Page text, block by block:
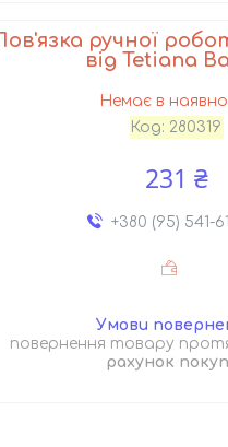
ручної
від Tetiana
Немає в
Код: 280319
231 ₴
+380 (95) 541-
повернення товару
рахунок